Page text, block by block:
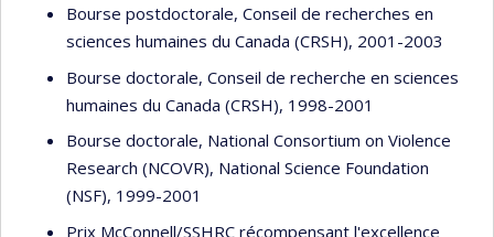
Bourse postdoctorale, Conseil de recherches en
sciences humaines du Canada (CRSH), 2001-2003
Bourse doctorale, Conseil de recherche en sciences
humaines du Canada (CRSH), 1998-2001
Bourse doctorale, National Consortium on Violence
Research (NCOVR), National Science Foundation
(NSF), 1999-2001
Prix McConnell/SSHRC récompensant l'excellence